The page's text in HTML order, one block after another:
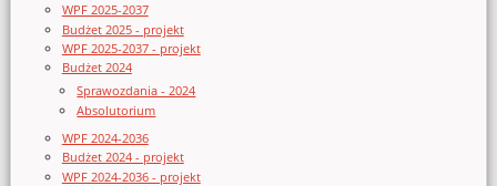
WPF 2025-2037
Budżet 2025 - projekt
WPF 2025-2037 - projekt
Budżet 2024
Sprawozdania - 2024
Absolutorium
WPF 2024-2036
Budżet 2024 - projekt
WPF 2024-2036 - projekt